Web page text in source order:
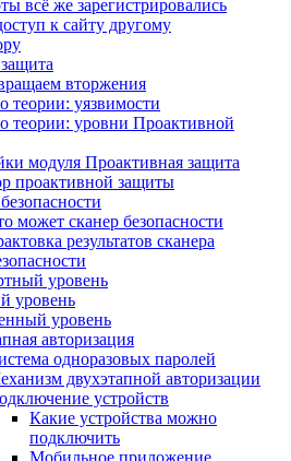
всё же зарегистрировались
к сайту другому
вторжения
теории: уязвимости
теории: уровни Проактивной
модуля Проактивная защита
проактивной защиты
может сканер безопасности
результатов сканера
уровень
уровень
уровень
авторизация
одноразовых паролей
двухэтапной авторизации
устройств
Какие устройства можно
подключить
Мобильное приложение